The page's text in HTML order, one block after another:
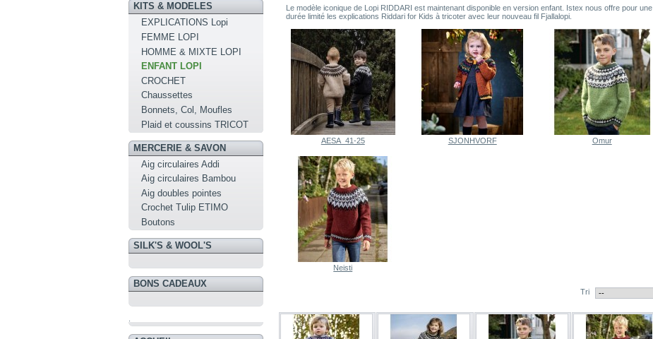
KITS & MODELES
EXPLICATIONS Lopi
FEMME LOPI
HOMME & MIXTE LOPI
ENFANT LOPI
CROCHET
Chaussettes
Bonnets, Col, Moufles
Plaid et coussins TRICOT
MERCERIE & SAVON
Aig circulaires Addi
Aig circulaires Bambou
Aig doubles pointes
Crochet Tulip ETIMO
Boutons
SILK'S & WOOL'S
BONS CADEAUX
Le modèle iconique de Lopi RIDDARI est maintenant disponible en version enfant. Istex nous offre pour une
durée limité les explications Riddari for Kids à tricoter avec leur nouveau fil Fjallalopi.
AESA_41-25 SJONHVORF Omur
Neisti
Tri